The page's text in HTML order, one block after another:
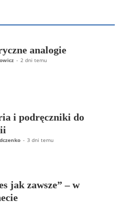
analogie
- 2 dni temu
i podręczniki do
- 3 dni temu
jak zawsze” – w